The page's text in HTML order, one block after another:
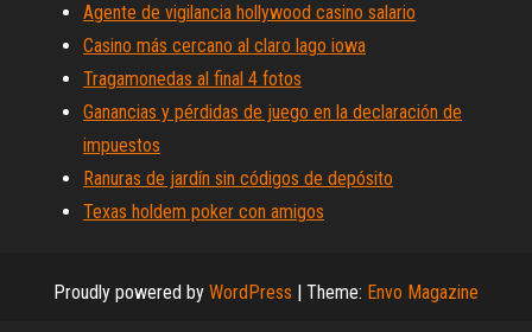
Agente de vigilancia hollywood casino salario
Casino más cercano al claro lago iowa
Tragamonedas al final 4 fotos
Ganancias y pérdidas de juego en la declaración de
impuestos
Ranuras de jardín sin códigos de depósito
Texas holdem poker con amigos
Proudly powered by WordPress | Theme: Envo Magazine